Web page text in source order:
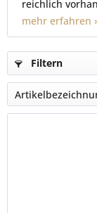
reichlich
mehr erfahren
Filtern